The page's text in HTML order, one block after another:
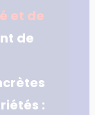
et de
de
: